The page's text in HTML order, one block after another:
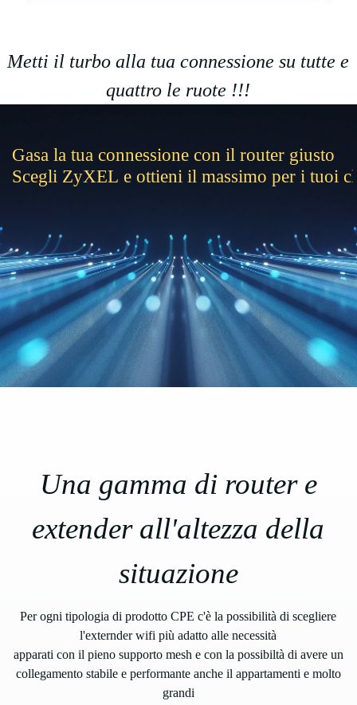
Metti il turbo alla tua connessione su tutte e
quattro le ruote !!!
Una gamma di router e
extender all'altezza della
situazione
Per ogni tipologia di prodotto CPE c'è la possibilità di scegliere
l'externder wifi più adatto alle necessità
apparati con il pieno supporto mesh e con la possibiltà di avere un
collegamento stabile e performante anche il appartamenti e molto
grandi